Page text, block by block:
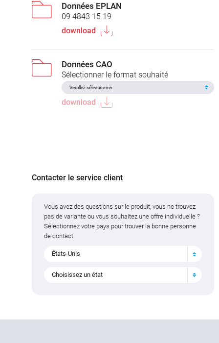
Données EPLAN
09 4843 15 19
download
Données CAO
Sélectionner le format souhaité
download
Contacter le service client
Vous avez des questions sur le produit, vous ne trouvez
pas de variante ou vous souhaitez une offre individuelle ?
Sélectionnez votre pays pour trouver la bonne personne
de contact.
États-Unis
Choisissez un état